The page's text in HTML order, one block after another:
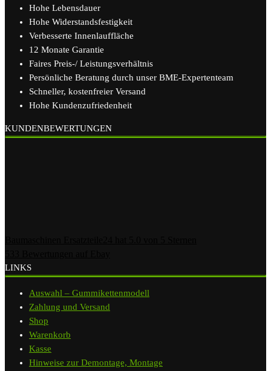
Hohe Lebensdauer
Hohe Widerstandsfestigkeit
Verbesserte Innenlauffläche
12 Monate Garantie
Faires Preis-/ Leistungsverhältnis
Persönliche Beratung durch unser BME-Expertenteam
Schneller, kostenfreier Versand
Hohe Kundenzufriedenheit
KUNDENBEWERTUNGEN
LINKS
Auswahl – Gummikettenmodell
Zahlung und Versand
Shop
Warenkorb
Kasse
Hinweise zur Demontage, Montage